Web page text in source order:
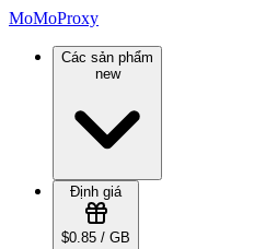
MoMoProxy
Các sản phẩm
new
Định giá
$0.85 / GB